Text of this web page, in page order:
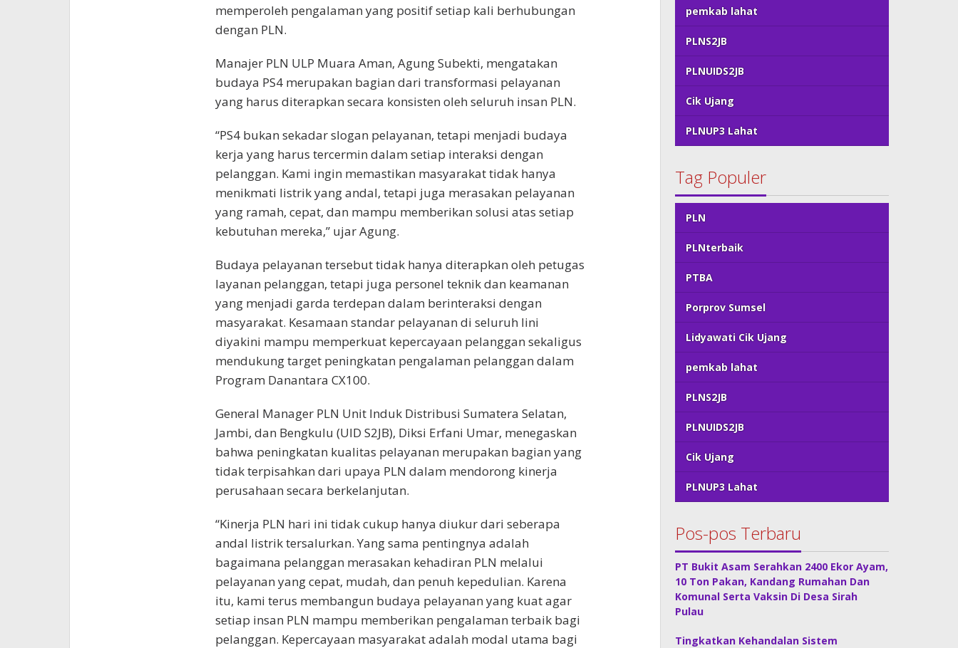
memperoleh pengalaman yang positif setiap kali berhubungan
dengan PLN.
Manajer PLN ULP Muara Aman, Agung Subekti, mengatakan
budaya PS4 merupakan bagian dari transformasi pelayanan
yang harus diterapkan secara konsisten oleh seluruh insan PLN.
“PS4 bukan sekadar slogan pelayanan, tetapi menjadi budaya
kerja yang harus tercermin dalam setiap interaksi dengan
pelanggan. Kami ingin memastikan masyarakat tidak hanya
menikmati listrik yang andal, tetapi juga merasakan pelayanan
yang ramah, cepat, dan mampu memberikan solusi atas setiap
kebutuhan mereka,” ujar Agung.
Budaya pelayanan tersebut tidak hanya diterapkan oleh petugas
layanan pelanggan, tetapi juga personel teknik dan keamanan
yang menjadi garda terdepan dalam berinteraksi dengan
masyarakat. Kesamaan standar pelayanan di seluruh lini
diyakini mampu memperkuat kepercayaan pelanggan sekaligus
mendukung target peningkatan pengalaman pelanggan dalam
Program Danantara CX100.
General Manager PLN Unit Induk Distribusi Sumatera Selatan,
Jambi, dan Bengkulu (UID S2JB), Diksi Erfani Umar, menegaskan
bahwa peningkatan kualitas pelayanan merupakan bagian yang
tidak terpisahkan dari upaya PLN dalam mendorong kinerja
perusahaan secara berkelanjutan.
“Kinerja PLN hari ini tidak cukup hanya diukur dari seberapa
andal listrik tersalurkan. Yang sama pentingnya adalah
bagaimana pelanggan merasakan kehadiran PLN melalui
pelayanan yang cepat, mudah, dan penuh kepedulian. Karena
itu, kami terus membangun budaya pelayanan yang kuat agar
setiap insan PLN mampu memberikan pengalaman terbaik bagi
pelanggan. Kepercayaan masyarakat adalah modal utama bagi
pemkab lahat
PLNS2JB
PLNUIDS2JB
Cik Ujang
PLNUP3 Lahat
Tag Populer
PLN
PLNterbaik
PTBA
Porprov Sumsel
Lidyawati Cik Ujang
pemkab lahat
PLNS2JB
PLNUIDS2JB
Cik Ujang
PLNUP3 Lahat
Pos-pos Terbaru
PT Bukit Asam Serahkan 2400 Ekor Ayam,
10 Ton Pakan, Kandang Rumahan Dan
Komunal Serta Vaksin Di Desa Sirah
Pulau
Tingkatkan Kehandalan Sistem